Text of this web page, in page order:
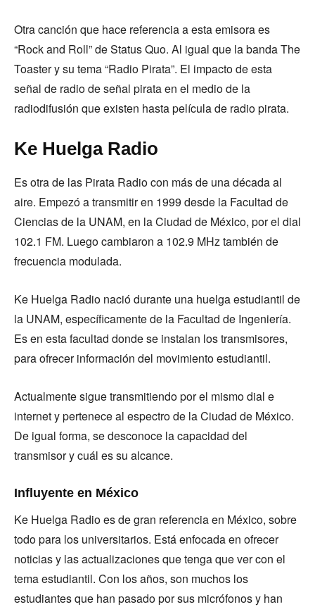
Otra canción que hace referencia a esta emisora es
“Rock and Roll” de Status Quo. Al igual que la banda The
Toaster y su tema “Radio Pirata”. El impacto de esta
señal de radio de señal pirata en el medio de la
radiodifusión que existen hasta película de radio pirata.
Ke Huelga Radio
Es otra de las Pirata Radio con más de una década al
aire. Empezó a transmitir en 1999 desde la Facultad de
Ciencias de la UNAM, en la Ciudad de México, por el dial
102.1 FM. Luego cambiaron a 102.9 MHz también de
frecuencia modulada.
Ke Huelga Radio nació durante una huelga estudiantil de
la UNAM, específicamente de la Facultad de Ingeniería.
Es en esta facultad donde se instalan los transmisores,
para ofrecer información del movimiento estudiantil.
Actualmente sigue transmitiendo por el mismo dial e
internet y pertenece al espectro de la Ciudad de México.
De igual forma, se desconoce la capacidad del
transmisor y cuál es su alcance.
Influyente en México
Ke Huelga Radio es de gran referencia en México, sobre
todo para los universitarios. Está enfocada en ofrecer
noticias y las actualizaciones que tenga que ver con el
tema estudiantil. Con los años, son muchos los
estudiantes que han pasado por sus micrófonos y han